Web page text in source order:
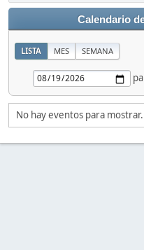
Calendario
LISTA MES SEMANA
No hay eventos para mostrar.